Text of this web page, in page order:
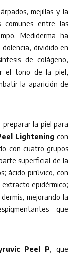
mejillas y la
comunes entre las
Mediderma ha
dividido en
de colágeno,
el tono de la piel,
la aparición de
la piel para
Lightening con
con cuatro grupos
superficial de la
ácido pirúvico, con
epidérmico;
mejorando la
que
Peel P , que